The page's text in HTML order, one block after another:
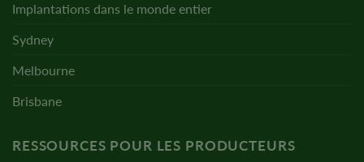
Implantations dans le monde entier
Sydney
Melbourne
Brisbane
RESSOURCES POUR LES PRODUCTEURS